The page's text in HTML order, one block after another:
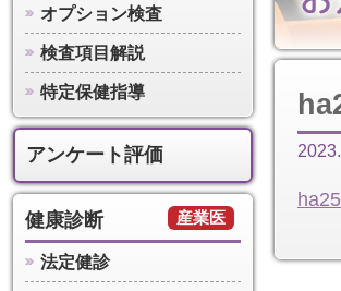
オプション検査
検査項目解説
特定保健指導
アンケート評価
健康診断 産業医
法定健診
ha25